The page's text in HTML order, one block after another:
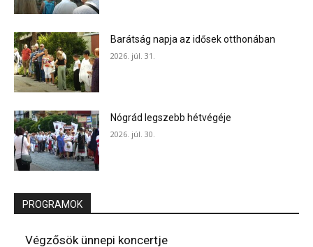
Barátság napja az idősek otthonában
2026. júl. 31.
Nógrád legszebb hétvégéje
2026. júl. 30.
PROGRAMOK
Végzősök ünnepi koncertje